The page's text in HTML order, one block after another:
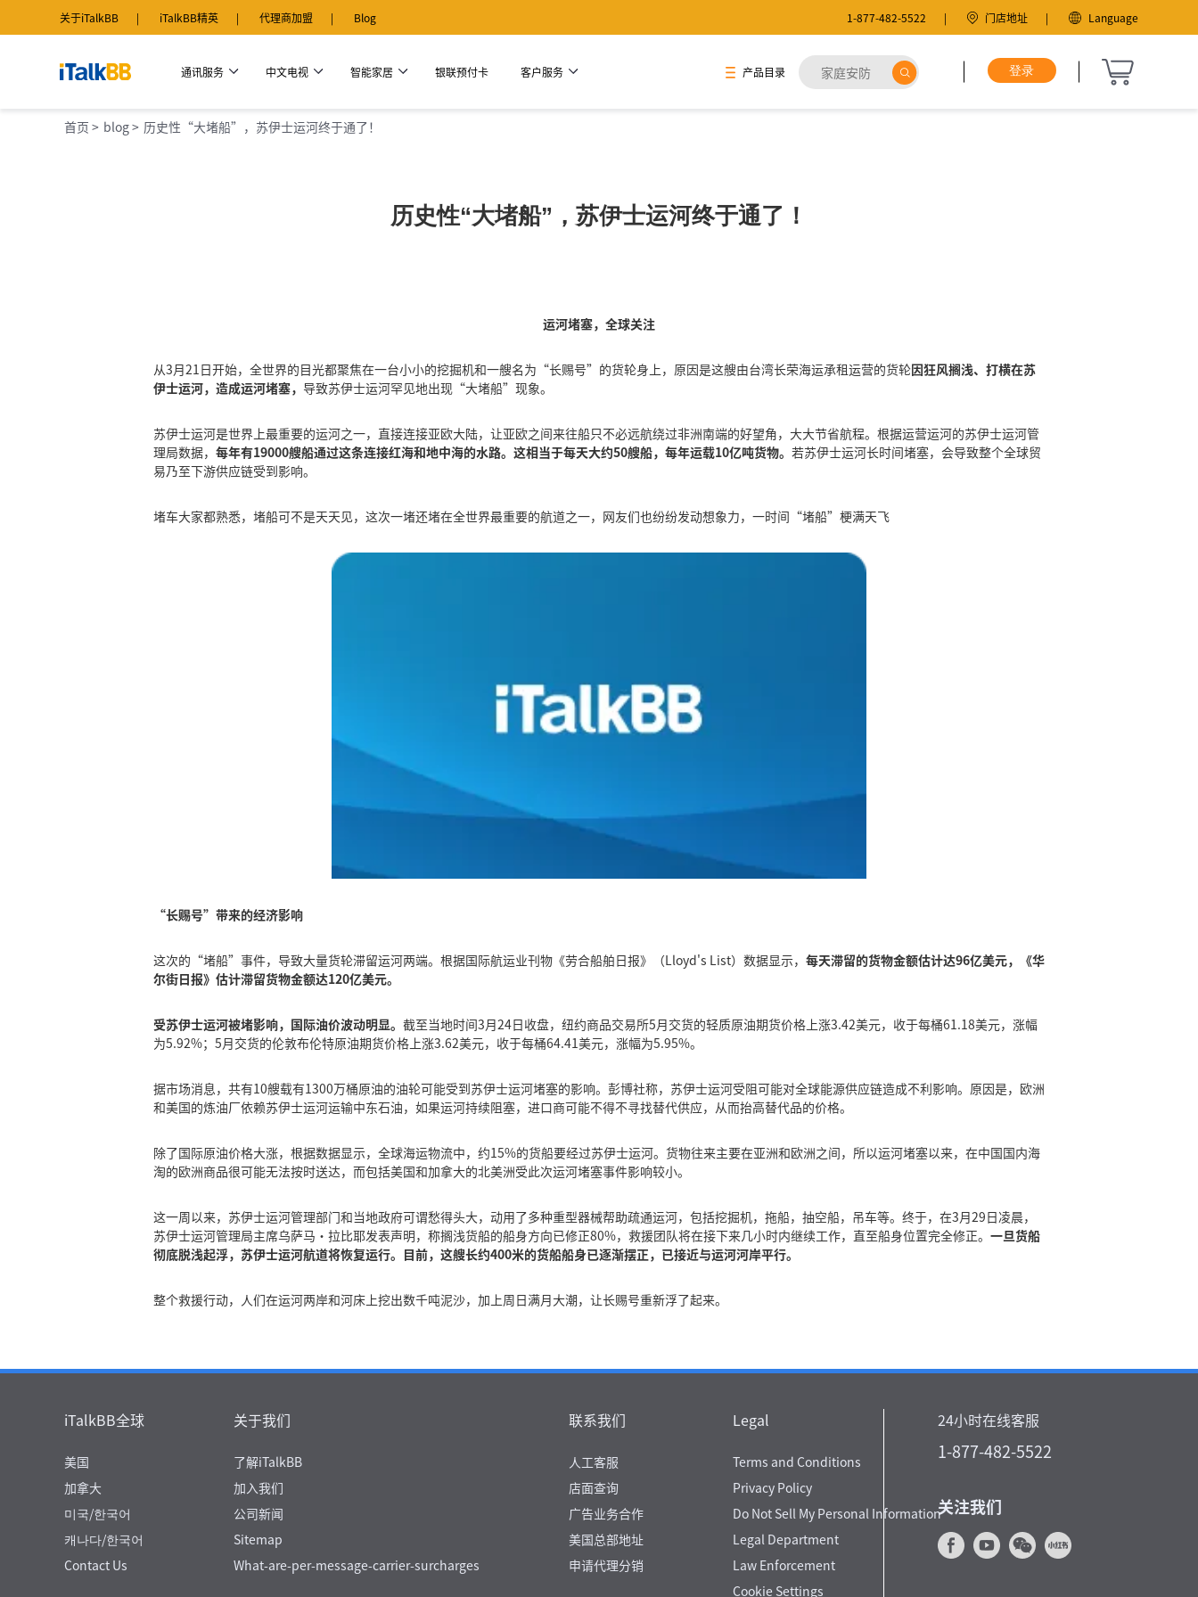
关于iTalkBB iTalkBB精英 代理商加盟 Blog 1-877-482-5522 门店地址 Language
通讯服务 中文电视 智能家居 银联预付卡 客户服务 产品目录
首页 > blog > 历史性“大堵船”，苏伊士运河终于通了！
历史性“大堵船”，苏伊士运河终于通了！
运河堵塞，全球关注
从3月21日开始，全世界的目光都聚焦在一台小小的挖掘机和一艘名为“长赐号”的货轮身上，原因是这艘由台湾长荣海运承租运营的货轮因狂风搁浅、打横在苏
伊士运河，造成运河堵塞， 导致苏伊士运河罕见地出现“大堵船”现象。
苏伊士运河是世界上最重要的运河之一，直接连接亚欧大陆，让亚欧之间来往船只不必远航绕过非洲南端的好望角，大大节省航程。根据运营运河的苏伊士运河管
理局数据， 每年有19000艘船通过这条连接红海和地中海的水路。这相当于每天大约50艘船，每年运载10亿吨货物。 若苏伊士运河长时间堵塞，会导致整个全球贸
易乃至下游供应链受到影响。
堵车大家都熟悉，堵船可不是天天见，这次一堵还堵在全世界最重要的航道之一，网友们也纷纷发动想象力，一时间“堵船”梗满天飞
“长赐号”带来的经济影响
这次的“堵船”事件，导致大量货轮滞留运河两端。根据国际航运业刊物《劳合船舶日报》（Lloyd's List）数据显示， 每天滞留的货物金额估计达96亿美元，《华
尔街日报》估计滞留货物金额达120亿美元。
受苏伊士运河被堵影响，国际油价波动明显。 截至当地时间3月24日收盘，纽约商品交易所5月交货的轻质原油期货价格上涨3.42美元，收于每桶61.18美元，涨幅
为5.92%；5月交货的伦敦布伦特原油期货价格上涨3.62美元，收于每桶64.41美元，涨幅为5.95%。
据市场消息，共有10艘载有1300万桶原油的油轮可能受到苏伊士运河堵塞的影响。彭博社称，苏伊士运河受阻可能对全球能源供应链造成不利影响。原因是，欧洲
和美国的炼油厂依赖苏伊士运河运输中东石油，如果运河持续阻塞，进口商可能不得不寻找替代供应，从而抬高替代品的价格。
除了国际原油价格大涨，根据数据显示，全球海运物流中，约15%的货船要经过苏伊士运河。货物往来主要在亚洲和欧洲之间，所以运河堵塞以来，在中国国内海
淘的欧洲商品很可能无法按时送达，而包括美国和加拿大的北美洲受此次运河堵塞事件影响较小。
这一周以来，苏伊士运河管理部门和当地政府可谓愁得头大，动用了多种重型器械帮助疏通运河，包括挖掘机，拖船，抽空船，吊车等。终于，在3月29日凌晨，
苏伊士运河管理局主席乌萨马·拉比耶发表声明，称搁浅货船的船身方向已修正80%，救援团队将在接下来几小时内继续工作，直至船身位置完全修正。 一旦货船
彻底脱浅起浮，苏伊士运河航道将恢复运行。目前，这艘长约400米的货船船身已逐渐摆正，已接近与运河河岸平行。
整个救援行动，人们在运河两岸和河床上挖出数千吨泥沙，加上周日满月大潮，让长赐号重新浮了起来。
iTalkBB全球
美国
加拿大
미국/한국어
캐나다/한국어
Contact Us
关于我们
了解iTalkBB
加入我们
公司新闻
Sitemap
What-are-per-message-carrier-surcharges
联系我们
人工客服
店面查询
广告业务合作
美国总部地址
申请代理分销
Legal
Terms and Conditions
Privacy Policy
Do Not Sell My Personal Information
Legal Department
Law Enforcement
Cookie Settings
24小时在线客服
1-877-482-5522
关注我们